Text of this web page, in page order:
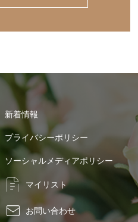
新着情報
プライバシーポリシー
ソーシャルメディアポリシー
マイリスト
お問い合わせ